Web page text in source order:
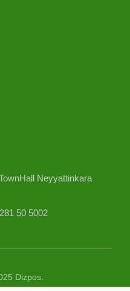
Neyyattinkara
50 5002
Dizpos.